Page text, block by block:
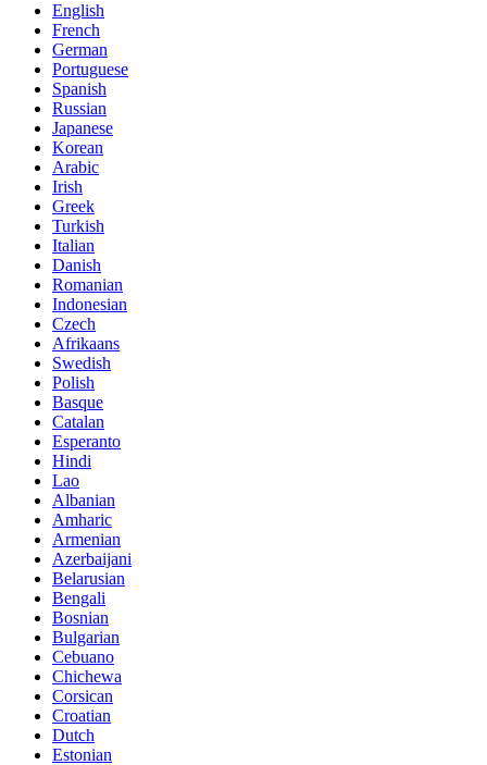
English
French
German
Portuguese
Spanish
Russian
Japanese
Korean
Arabic
Irish
Greek
Turkish
Italian
Danish
Romanian
Indonesian
Czech
Afrikaans
Swedish
Polish
Basque
Catalan
Esperanto
Hindi
Lao
Albanian
Amharic
Armenian
Azerbaijani
Belarusian
Bengali
Bosnian
Bulgarian
Cebuano
Chichewa
Corsican
Croatian
Dutch
Estonian